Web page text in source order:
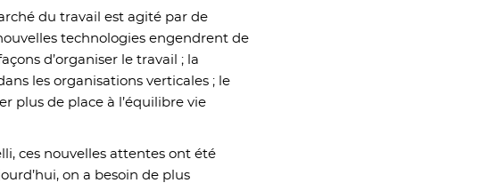
du travail est agité par de
technologies engendrent de
d’organiser le travail ; la
les organisations verticales ; le
plus de place à l’équilibre vie
ces nouvelles attentes ont été
on a besoin de plus